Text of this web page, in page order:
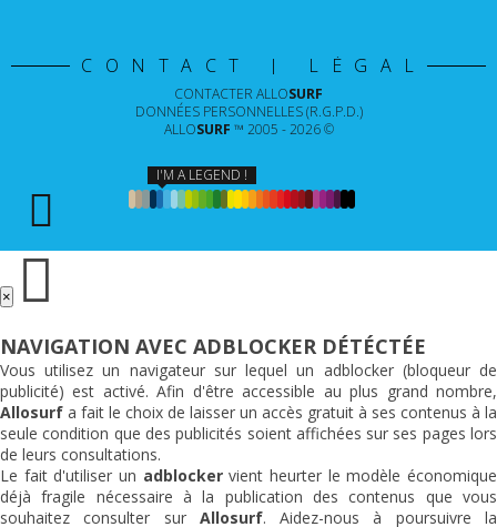
CONTACT | LÉGAL
CONTACTER ALLOSURF
DONNÉES PERSONNELLES (R.G.P.D.)
ALLOSURF ™ 2005 - 2026 ©
I'M A LEGEND !
×
NAVIGATION AVEC ADBLOCKER DÉTÉCTÉE
Vous utilisez un navigateur sur lequel un adblocker (bloqueur de
publicité) est activé. Afin d'être accessible au plus grand nombre,
Allosurf a fait le choix de laisser un accès gratuit à ses contenus à la
seule condition que des publicités soient affichées sur ses pages lors
de leurs consultations.
Le fait d'utiliser un adblockervient heurter le modèle économique
déjà fragile nécessaire à la publication des contenus que vous
souhaitez consulter sur Allosurf. Aidez-nous à poursuivre la